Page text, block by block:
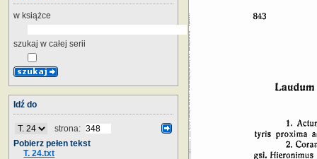
w książce
szukaj w całej serii
Idź do
strona:
Pobierz pełen tekst
T. 24.txt